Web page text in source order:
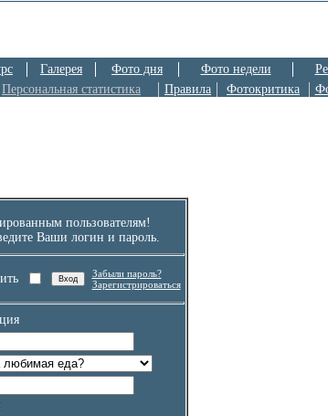
Галерея Фото дня Фото недели
Персональная статистика Правила Фотокритика
пользователям!
Ваши логин и пароль.
Забыли пароль?
Зарегистрироваться